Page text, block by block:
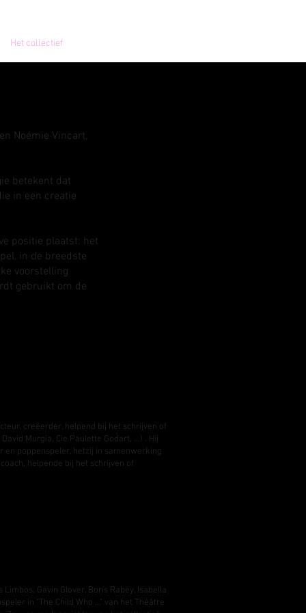
Het collectief
Noémie Vincart,
betekent dat
in een creatie
positie plaatst: het
in de breedste
voorstelling
gebruikt om de
creëerder, helpend bij het schrijven of
Murgia, Cie Paulette Godart, ...) . Hij
poppenspeler, hetzij in samenwerking
helpende bij het schrijven of
Gavin Glover, Boris Rabey, Isabella
in "The Child Who ..." van het Théâtre